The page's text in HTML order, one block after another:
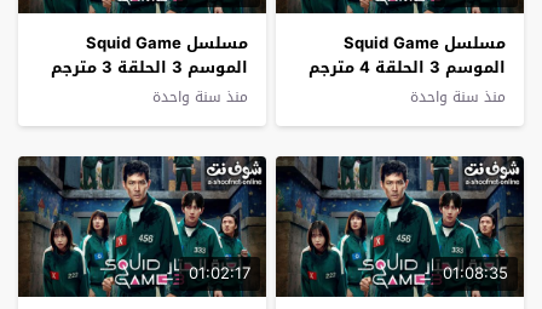
مسلسل Squid Game
الموسم 3 الحلقة 4 مترجم
منذ سنة واحدة
مسلسل Squid Game
الموسم 3 الحلقة 3 مترجم
منذ سنة واحدة
01:08:35
01:02:17